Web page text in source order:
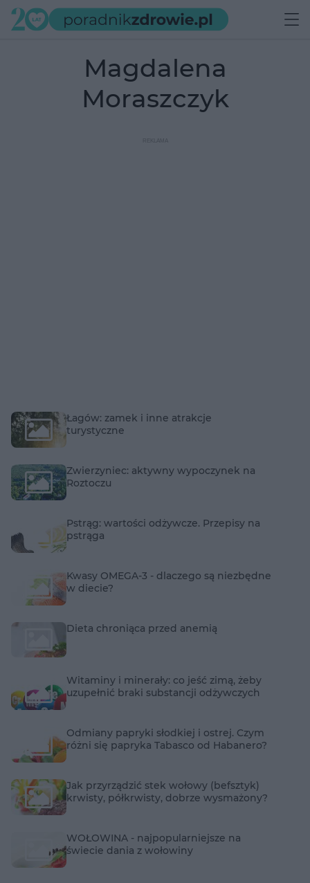
Magdalena
Moraszczyk
Łagów: zamek i inne atrakcje
turystyczne
Zwierzyniec: aktywny wypoczynek na
Roztoczu
Pstrąg: wartości odżywcze. Przepisy na
pstrąga
Kwasy OMEGA-3 - dlaczego są niezbędne
w diecie?
Dieta chroniąca przed anemią
Witaminy i minerały: co jeść zimą, żeby
uzupełnić braki substancji odżywczych
Odmiany papryki słodkiej i ostrej. Czym
różni się papryka Tabasco od Habanero?
Jak przyrządzić stek wołowy (befsztyk)
krwisty, półkrwisty, dobrze wysmażony?
WOŁOWINA - najpopularniejsze na
świecie dania z wołowiny